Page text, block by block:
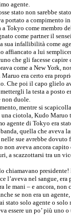
agente.
stato non sarebbe
portato a compimento
a Tokyo come membro
come partner il
sua infallibilità come
affiancato a lui
che gli facesse capire
come a New York,
Maruo era certo era
Che poi il capo glielo
mettergli la testa a posto
non duole.
mentre si
ciotola, Kudo Maruo
agente di Tokyo era
quella che aveva
sue avrebbe
non aveva ancora
a scazzottarsi tra un
chiamavano presidente!
l’aveva nel sangue,
le mani – e ancora, non
se non era un
stato solo agente o
essere un po’ più uno